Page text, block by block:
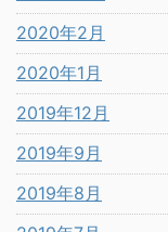
2020年2月
2020年1月
2019年12月
2019年9月
2019年8月